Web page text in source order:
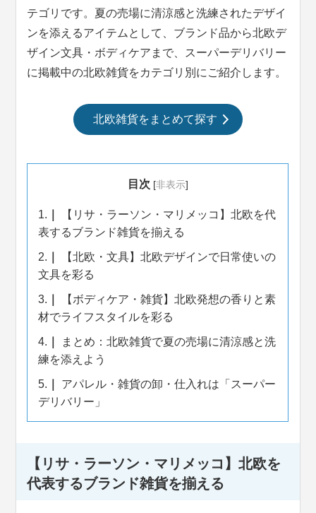
テゴリです。夏の売場に清涼感と洗練されたデザイ
ンを添えるアイテムとして、ブランド品から北欧デ
ザイン文具・ボディケアまで、スーパーデリバリー
に掲載中の北欧雑貨をカテゴリ別にご紹介します。
北欧雑貨をまとめて探す
目次 [非表示]
1.
【リサ・ラーソン・マリメッコ】北欧を代
表するブランド雑貨を揃える
2.
【北欧・文具】北欧デザインで日常使いの
文具を彩る
3.
【ボディケア・雑貨】北欧発想の香りと素
材でライフスタイルを彩る
4.
まとめ：北欧雑貨で夏の売場に清涼感と洗
練を添えよう
5.
アパレル・雑貨の卸・仕入れは「スーパー
デリバリー」
【リサ・ラーソン・マリメッコ】北欧を
代表するブランド雑貨を揃える